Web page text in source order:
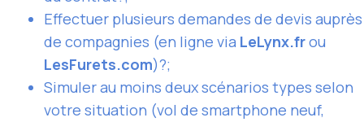
Effectuer plusieurs demandes de devis auprès
de compagnies (en ligne via LeLynx.frou
LesFurets.com)?;
Simuler au moins deux scénarios types selon
votre situation (vol de smartphone neuf,